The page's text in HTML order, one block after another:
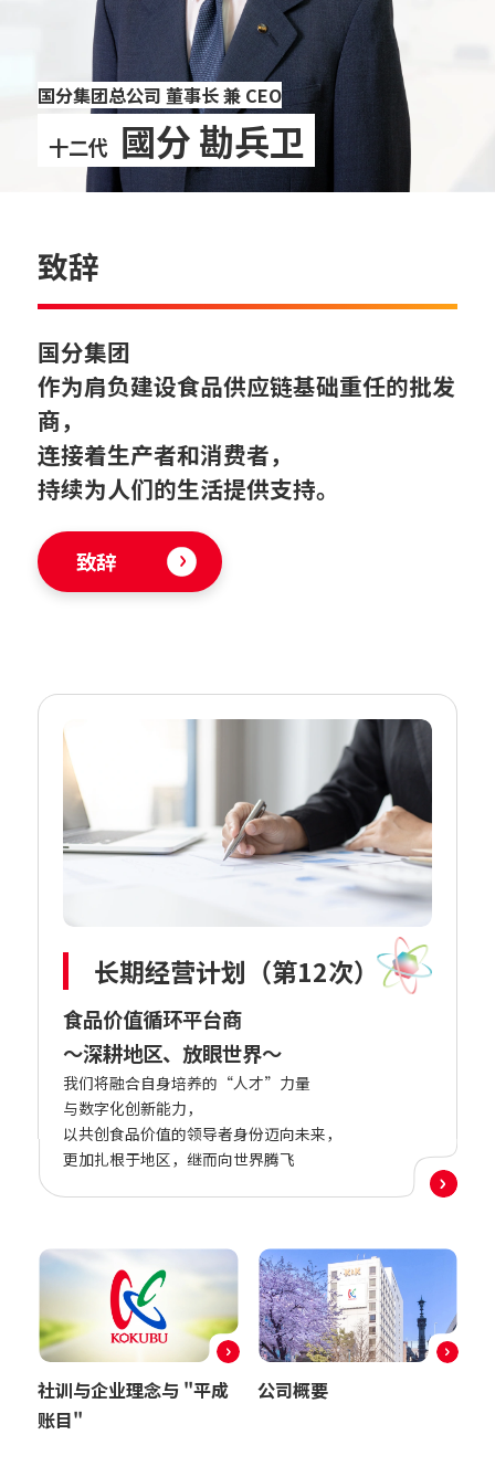
国分集团总公司 董事长 兼 CEO
十二代 國分 勘兵卫
致辞
国分集团
作为肩负建设食品供应链基础重任的批发
商，
连接着生产者和消费者，
持续为人们的生活提供支持。
致辞
长期经营计划（第12次）
食品价值循环平台商
～深耕地区、放眼世界～
我们将融合自身培养的“人才”力量
与数字化创新能力，
以共创食品价值的领导者身份迈向未来，
更加扎根于地区，继而向世界腾飞
社训与企业理念与 "平成
账目"
公司概要